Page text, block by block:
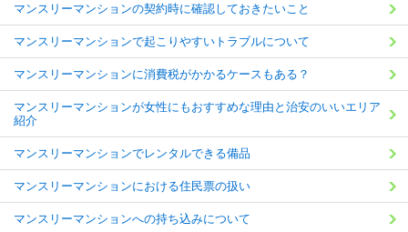
マンスリーマンションの契約時に確認しておきたいこと
マンスリーマンションで起こりやすいトラブルについて
マンスリーマンションに消費税がかかるケースもある？
マンスリーマンションが女性にもおすすめな理由と治安のいいエリア
紹介
マンスリーマンションでレンタルできる備品
マンスリーマンションにおける住民票の扱い
マンスリーマンションへの持ち込みについて